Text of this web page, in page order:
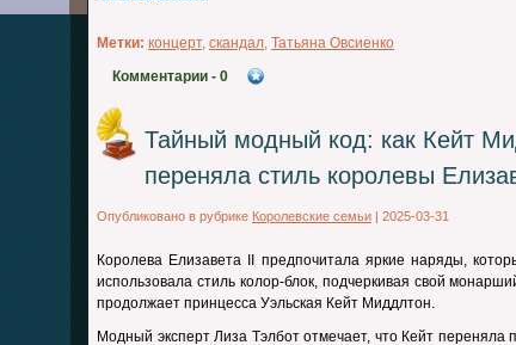
Метки: концерт, скандал, Татьяна Овсиенко
Комментарии - 0
Тайный модный код: как Кейт
переняла стиль королевы
Опубликовано в рубрике Королевские семьи | 2025-03-31
Королева Елизавета II предпочитала яркие наряды,
использовала стиль колор-блок, подчеркивая свой
продолжает принцесса Уэльская Кейт Миддлтон.
Модный эксперт Лиза Тэлбот отмечает, что Кейт переняла